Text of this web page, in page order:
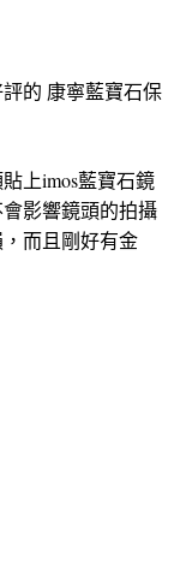
的 康寧藍寶石保
上imos藍寶石鏡
影響鏡頭的拍攝
而且剛好有金